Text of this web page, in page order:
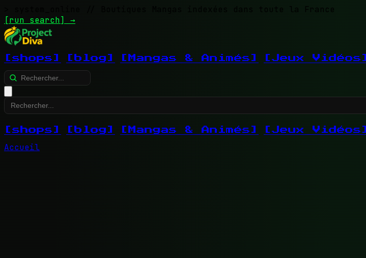
// Boutiques Mangas indexées dans toute la France
[run search] →
[shops] [blog] [Mangas & Animés] [Jeux Vidéos]
[shops] [blog] [Mangas & Animés] [Jeux Vidéos]
Accueil